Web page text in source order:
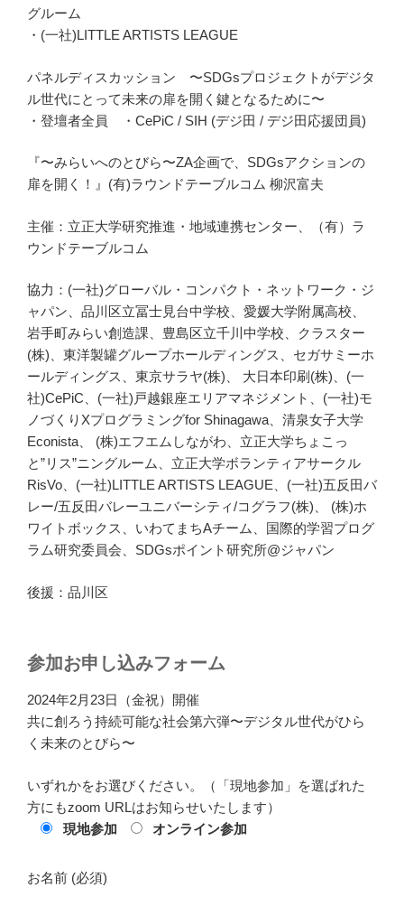
グルーム
・(一社)LITTLE ARTISTS LEAGUE
パネルディスカッション 〜SDGsプロジェクトがデジタ
ル世代にとって未来の扉を開く鍵となるために〜
・登壇者全員 ・CePiC / SIH (デジ田 / デジ田応援団員)
『〜みらいへのとびら〜ZA企画で、SDGsアクションの
扉を開く！』(有)ラウンドテーブルコム 柳沢富夫
主催：立正大学研究推進・地域連携センター、（有）ラ
ウンドテーブルコム
協力：(一社)グローバル・コンパクト・ネットワーク・ジ
ャパン、品川区立冨士見台中学校、愛媛大学附属高校、
岩手町みらい創造課、豊島区立千川中学校、クラスター
(株)、東洋製罐グループホールディングス、セガサミーホ
ールディングス、東京サラヤ(株)、 大日本印刷(株)、(一
社)CePiC、(一社)戸越銀座エリアマネジメント、(一社)モ
ノづくりXプログラミングfor Shinagawa、清泉女子大学
Econista、 (株)エフエムしながわ、立正大学ちょこっ
と”リス”ニングルーム、立正大学ボランティアサークル
RisVo、(一社)LITTLE ARTISTS LEAGUE、(一社)五反田バ
レー/五反田バレーユニバーシティ/コグラフ(株)、 (株)ホ
ワイトボックス、いわてまちAチーム、国際的学習プログ
ラム研究委員会、SDGsポイント研究所@ジャパン
後援：品川区
参加お申し込みフォーム
2024年2月23日（金祝）開催
共に創ろう持続可能な社会第六弾〜デジタル世代がひら
く未来のとびら〜
いずれかをお選びください。（「現地参加」を選ばれた
方にもzoom URLはお知らせいたします）
現地参加
オンライン参加
お名前 (必須)